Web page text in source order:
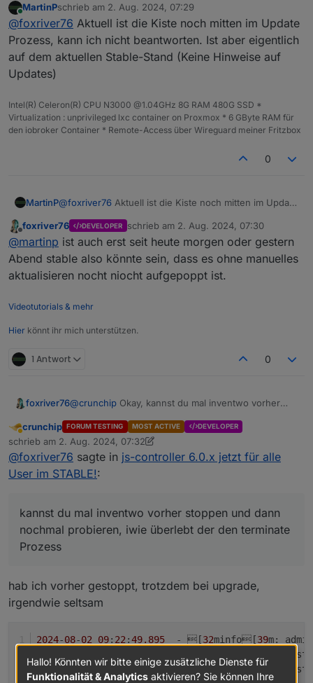
(7.0.22) eigentlich nicht mehr auftreten.
Online
MartinPschrieb am 2. Aug. 2024, 07:29
zuletzt editiert von
@foxriver76 Aktuell ist die Kiste noch mitten im Update
Prozess, kann ich nicht beantworten. Ist aber eigentlich
auf dem aktuellen Stable-Stand (Keine Hinweise auf
Updates)
Intel(R) Celeron(R) CPU N3000 @1.04GHz 8G RAM 480G SSD *
Virtualization : unprivileged lxc container on Proxmox * 6 GByte RAM für
den iobroker Container * Remote-Access über Wireguard meiner Fritzbox
0
MartinP@foxriver76 Aktuell ist die Kiste noch mitten im Update
eigentlich auf dem aktuellen Stable-Stand (Keine
Hinweise auf Updates)
Offline
foxriver76 DEVELOPER schrieb am 2. Aug. 2024, 07:30
zuletzt editiert von
@martinp ist auch erst seit heute morgen oder gestern
Abend stable also könnte sein, dass es ohne manuelles
aktualisieren nocht niocht aufgepoppt ist.
Videotutorials & mehr
Hier könnt ihr mich unterstützen.
1 Antwort 0
foxriver76@crunchip Okay, kannst du mal inventwo vorher
der den terminate Prozess ist auch etwas was mit
dem nächsten Controller nochmal optimiert wurde
aber mit 5.0.19 eben noch nicht.
Abwesend
crunchip FORUM TESTING MOST ACTIVE DEVELOPER
schrieb am 2. Aug. 2024, 07:32
zuletzt editiert von crunchip 8. Feb. 2024, 09:37
@foxriver76 sagte in js-controller 6.0.x jetzt für alle
User im STABLE!:
kannst du mal inventwo vorher stoppen und dann
nochmal probieren, iwie überlebt der den terminate
Prozess
hab ich vorher gestoppt, trotzdem bei upgrade,
irgendwie seltsam
2024-08-02 09: 22 :49.895
  - [
32minfo[39m:
m:
2024-08-02 09 :23: 23.143
  - [
32minfo[39 m:
Hallo! Könnten wir bitte einige zusätzliche Dienste für
Funktionalität & Analytics aktivieren? Sie können Ihre